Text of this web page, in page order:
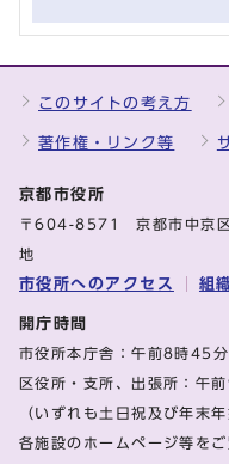
このサイトの考え方
著作権・リンク等
京都市役所
〒604-8571 京都市中京区
地
市役所へのアクセス 組
開庁時間
市役所本庁舎：午前8時45
区役所・支所、出張所：午
（いずれも土日祝及び年末
各施設のホームページ等をご